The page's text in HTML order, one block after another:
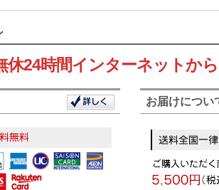
休24時間インターネットか
お届けについ